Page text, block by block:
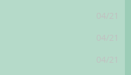
04/21
04/21
04/21